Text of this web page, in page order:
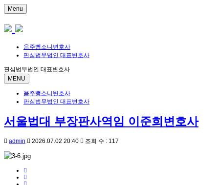
Menu
음주뺑소니변호사
판심법무법인 대표변호사
판심법무법인 대표변호사
MENU
음주뺑소니변호사
판심법무법인 대표변호사
서울법대 부장판사역임 이준희변호사
admin 2026.07.02 20:40 조회 수 : 117